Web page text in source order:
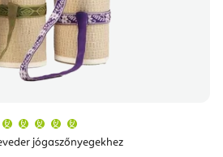
jógaszőnyegekhez
átlagos
értékelése